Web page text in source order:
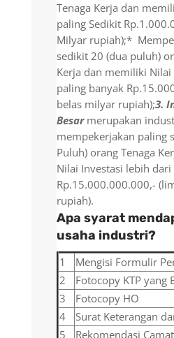
Tenaga Kerja dan
paling Sedikit
Milyar rupiah);*
sedikit 20 (dua puluh)
Kerja dan memiliki Nilai
paling banyak
belas milyar rupiah);3.
Besarmerupakan
mempekerjakan paling
Puluh) orang Tenaga
Nilai Investasi lebih dari
Rp.15.000.000.000,-
rupiah).
Apa syarat
usaha industri?
1
Mengisi Formulir
2
Fotocopy KTP yang
3
Fotocopy HO
4
Surat Keterangan
5
Rekomendasi Camat